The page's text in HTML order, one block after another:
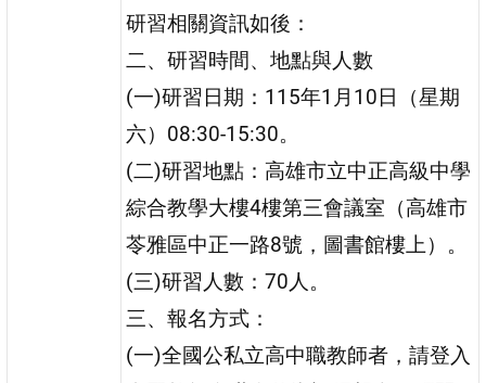
研習相關資訊如後：
二、研習時間、地點與人數
(一)研習日期：115年1月10日（星期
六）08:30-15:30。
(二)研習地點：高雄市立中正高級中學
綜合教學大樓4樓第三會議室（高雄市
苓雅區中正一路8號，圖書館樓上）。
(三)研習人數：70人。
三、報名方式：
(一)全國公私立高中職教師者，請登入